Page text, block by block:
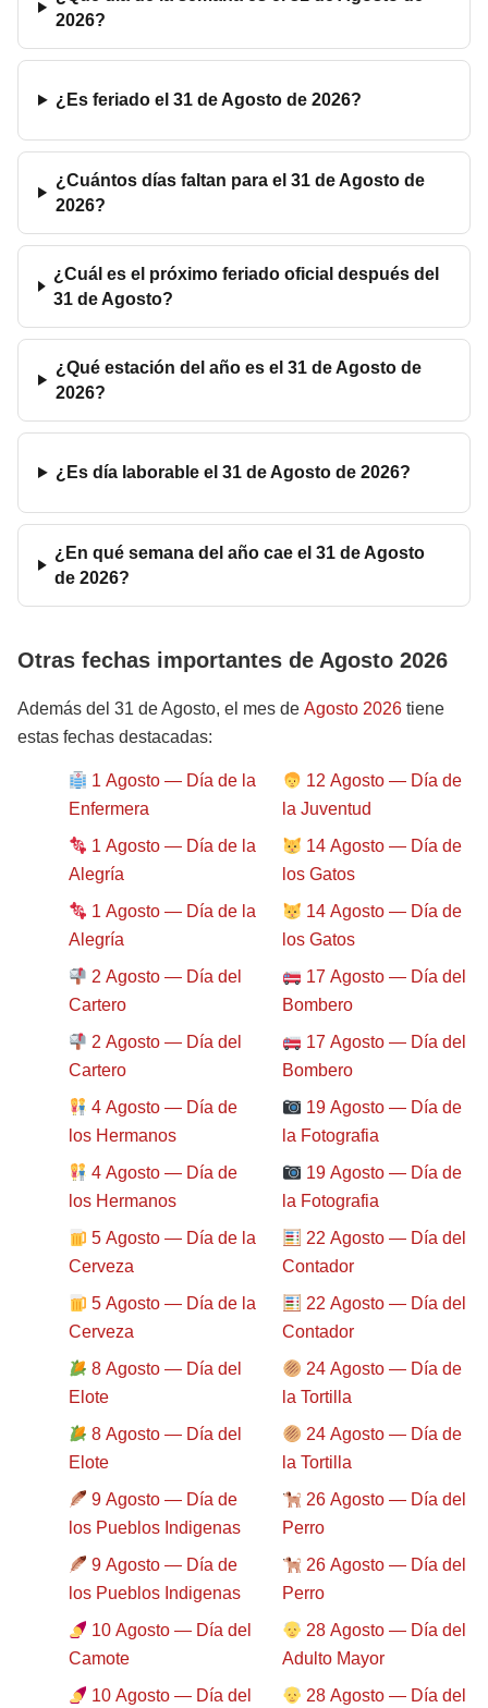
2026?
¿Es feriado el 31 de Agosto de 2026?
¿Cuántos días faltan para el 31 de Agosto de
2026?
¿Cuál es el próximo feriado oficial después del
31 de Agosto?
¿Qué estación del año es el 31 de Agosto de
2026?
¿Es día laborable el 31 de Agosto de 2026?
¿En qué semana del año cae el 31 de Agosto
de 2026?
Otras fechas importantes de Agosto 2026
Además del 31 de Agosto, el mes de Agosto 2026 tiene
estas fechas destacadas:
1 Agosto — Día de la
Enfermera
1 Agosto — Día de la
Alegría
1 Agosto — Día de la
Alegría
2 Agosto — Día del
Cartero
2 Agosto — Día del
Cartero
4 Agosto — Día de
los Hermanos
4 Agosto — Día de
los Hermanos
5 Agosto — Día de la
Cerveza
5 Agosto — Día de la
Cerveza
8 Agosto — Día del
Elote
8 Agosto — Día del
Elote
9 Agosto — Día de
los Pueblos Indigenas
9 Agosto — Día de
los Pueblos Indigenas
10 Agosto — Día del
Camote
10 Agosto — Día del
12 Agosto — Día de
la Juventud
14 Agosto — Día de
los Gatos
14 Agosto — Día de
los Gatos
17 Agosto — Día del
Bombero
17 Agosto — Día del
Bombero
19 Agosto — Día de
la Fotografia
19 Agosto — Día de
la Fotografia
22 Agosto — Día del
Contador
22 Agosto — Día del
Contador
24 Agosto — Día de
la Tortilla
24 Agosto — Día de
la Tortilla
26 Agosto — Día del
Perro
26 Agosto — Día del
Perro
28 Agosto — Día del
Adulto Mayor
28 Agosto — Día del